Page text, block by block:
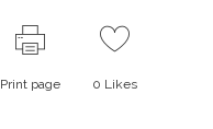
Print page 0 Likes